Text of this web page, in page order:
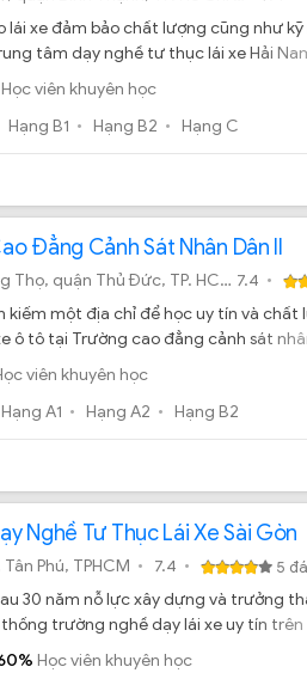
xe đảm bảo chất lượng cũng như
tâm dạy nghề tư thục lái xe Hải
Học viên khuyên học
Hạng B1 Hạng B2 Hạng C
Đẳng Cảnh Sát Nhân Dân II
247 Đặng Văn Bi- phường Trường Thọ, quận Thủ Đức, TP. HCM. 7.4
kiếm một địa chỉ để học uy tín và chất
ô tô tại Trường cao đẳng cảnh sát
không?
viên khuyên học
Hạng A1 Hạng A2 Hạng B2
Nghề Tư Thục Lái Xe Sài Gòn
Phú, TPHCM 7.4
5
30 năm nỗ lực xây dựng và trưởng
trường nghề dạy lái xe uy tín trên
Học viên khuyên học